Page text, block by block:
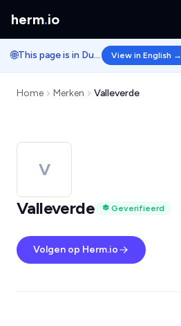
herm.io
🌐 This page is in Dutch. View in English →
Home Merken Valleverde
V
Valleverde
Geverifieerd
Volgen op Herm.io